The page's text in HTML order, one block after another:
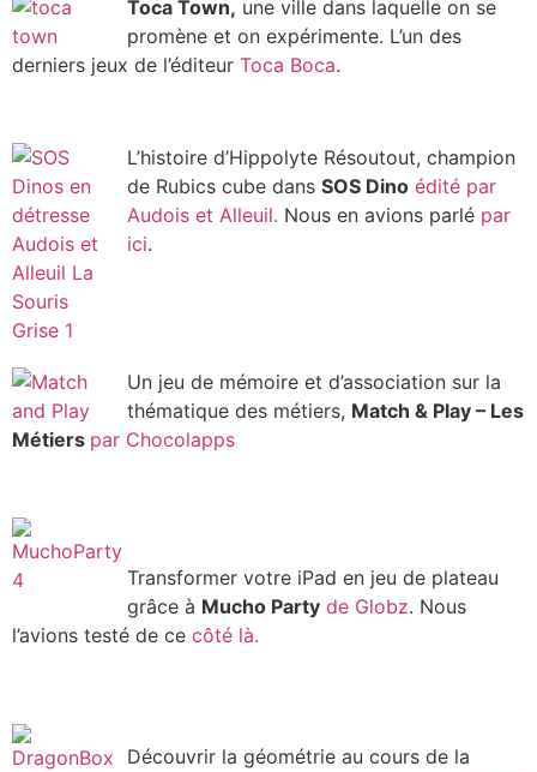
Toca Town, une ville dans laquelle on se
promène et on expérimente. L’un des
derniers jeux de l’éditeur Toca Boca.
L’histoire d’Hippolyte Résoutout, champion
de Rubics cube dans SOS Dino édité par
Audois et Alleuil. Nous en avions parlé par
ici.
Un jeu de mémoire et d’association sur la
thématique des métiers, Match & Play – Les
Métiers par Chocolapps
Transformer votre iPad en jeu de plateau
grâce à Mucho Party de Globz. Nous
l’avions testé de ce côté là.
Découvrir la géométrie au cours de la